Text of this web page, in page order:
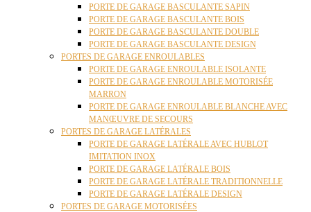
PORTE DE GARAGE BASCULANTE SAPIN
PORTE DE GARAGE BASCULANTE BOIS
PORTE DE GARAGE BASCULANTE DOUBLE
PORTE DE GARAGE BASCULANTE DESIGN
PORTES DE GARAGE ENROULABLES
PORTE DE GARAGE ENROULABLE ISOLANTE
PORTE DE GARAGE ENROULABLE MOTORISÉE
MARRON
PORTE DE GARAGE ENROULABLE BLANCHE AVEC
MANŒUVRE DE SECOURS
PORTES DE GARAGE LATÉRALES
PORTE DE GARAGE LATÉRALE AVEC HUBLOT
IMITATION INOX
PORTE DE GARAGE LATÉRALE BOIS
PORTE DE GARAGE LATÉRALE TRADITIONNELLE
PORTE DE GARAGE LATÉRALE DESIGN
PORTES DE GARAGE MOTORISÉES